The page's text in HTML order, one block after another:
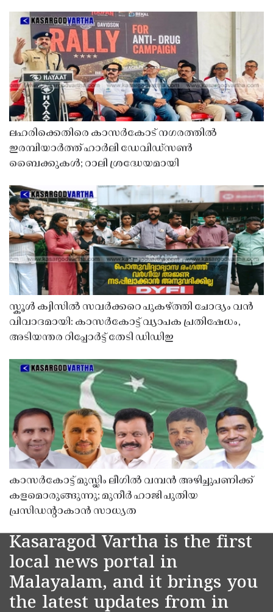
ലഹരിക്കെതിരെ കാസർകോട് നഗരത്തിൽ
ഇരമ്പിയാർത്ത് ഹാർലി ഡേവിഡ്‌സൺ
ബൈക്കുകൾ; റാലി ശ്രദ്ധേയമായി
സ്കൂൾ ക്വിസിൽ സവർക്കറെ പുകഴ്ത്തി ചോദ്യം വൻ
വിവാദമായി: കാസർകോട്ട് വ്യാപക പ്രതിഷേധം,
അടിയന്തര റിപ്പോർട്ട് തേടി ഡിഡിഇ
കാസർകോട്ട് മുസ്ലിം ലീഗിൽ വമ്പൻ അഴിച്ചുപണിക്ക്
കളമൊരുങ്ങുന്നു; മുനീർ ഹാജി പുതിയ
പ്രസിഡൻ്റാകാൻ സാധ്യത
Kasaragod Vartha is the first
local news portal in
Malayalam, and it brings you
the latest updates from in